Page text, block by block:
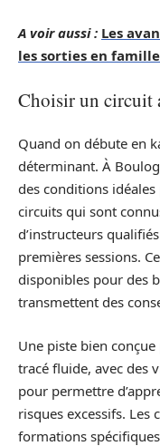
A voir aussi : Les
les sorties en
Choisir un circuit
Quand on débute en
déterminant. À
des conditions idéales
circuits qui sont
d’instructeurs
premières sessions.
disponibles pour des
transmettent des
Une piste bien
tracé fluide, avec des
pour permettre
risques excessifs.
formations